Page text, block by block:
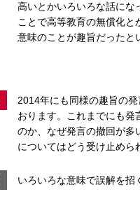
高いとかいろいろな話にな
ことで高等教育の無償化
意味のことが趣旨だったと
2014年にも同様の趣旨の
おります。これまでにも
のか、なぜ発言の撤回が多
についてはどう受け止めら
いろいろな意味で誤解を招